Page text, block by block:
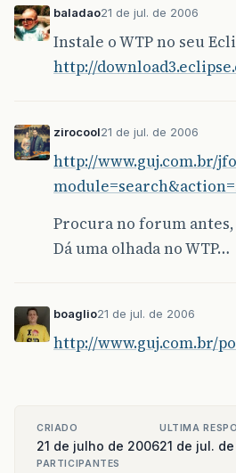
baladao21 de jul. de 2006
Instale o WTP no seu
http://
zirocool21 de jul. de 2006
http://www.guj.com.br/
Procura no forum
Dá uma olhada no WTP…
boaglio21 de jul. de 2006
http://www.guj.com.br/
CRIADO
21 de julho de 2006
ULTIMA
21 de jul.
PARTICIPANTES